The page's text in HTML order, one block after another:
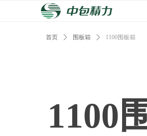
首页 ꄲ 围板箱 ꄲ 1100围板箱
1100